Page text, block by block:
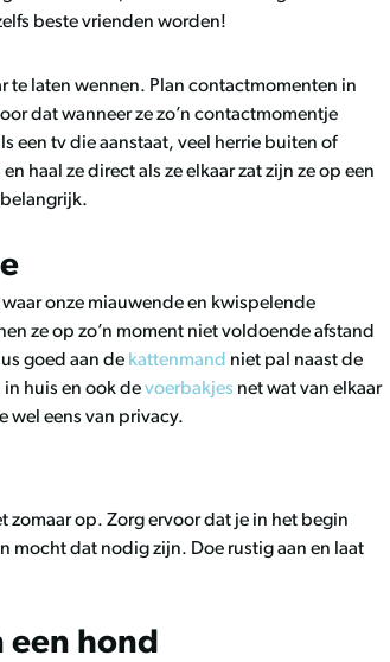
beste vrienden worden!
te laten wennen. Plan contactmomenten in
dat wanneer ze zo’n contactmomentje
een tv die aanstaat, veel herrie buiten of
haal ze direct als ze elkaar zat zijn ze op een
belangrijk.
onze miauwende en kwispelende
ze op zo’n moment niet voldoende afstand
goed aan de kattenmand niet pal naast de
huis en ook devoerbakjes net wat van elkaar
wel eens van privacy.
zomaar op. Zorg ervoor dat je in het begin
mocht dat nodig zijn. Doe rustig aan en laat
een hond